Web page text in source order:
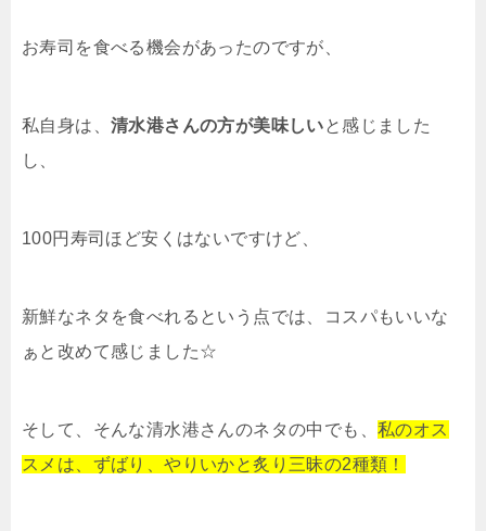
お寿司を食べる機会があったのですが、
私自身は、 清水港さんの方が美味しいと感じました
し、
100円寿司ほど安くはないですけど、
新鮮なネタを食べれるという点では、コスパもいいな
ぁと改めて感じました☆
そして、そんな清水港さんのネタの中でも、 私のオス
スメは、ずばり、やりいかと炙り三昧の2種類！